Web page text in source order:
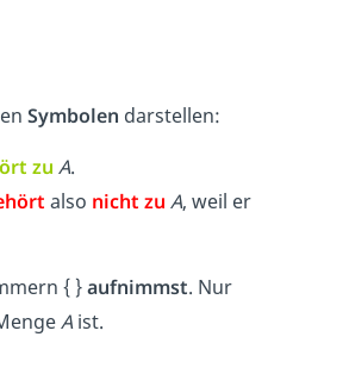
Symbolen darstellen:
zu A.
also nicht zu A, weil er
{ }aufnimmst. Nur
Aist.